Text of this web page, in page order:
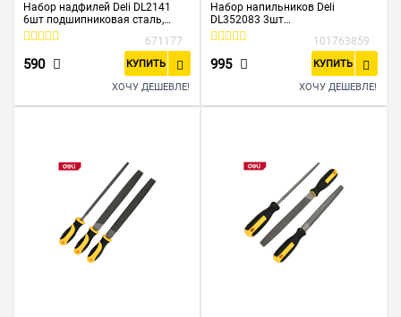
Набор надфилей Deli DL2141
6шт подшипниковая сталь,
противоскользящая рукоятка
671177
590 КУПИТЬ
ХОЧУ ДЕШЕВЛЕ!
Набор напильников Deli
DL352083 3шт
инструментальная сталь T12,
обрезиненная пластиковая
рукоятка
101763859
995 КУПИТЬ
ХОЧУ ДЕШЕВЛЕ!